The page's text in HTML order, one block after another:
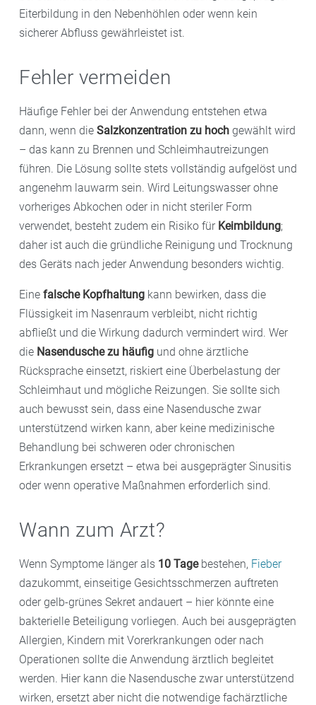
Eiterbildung in den Nebenhöhlen oder wenn kein
sicherer Abfluss gewährleistet ist.
Fehler vermeiden
Häufige Fehler bei der Anwendung entstehen etwa
dann, wenn die Salzkonzentration zu hoch gewählt wird
– das kann zu Brennen und Schleimhautreizungen
führen. Die Lösung sollte stets vollständig aufgelöst und
angenehm lauwarm sein. Wird Leitungswasser ohne
vorheriges Abkochen oder in nicht steriler Form
verwendet, besteht zudem ein Risiko für Keimbildung;
daher ist auch die gründliche Reinigung und Trocknung
des Geräts nach jeder Anwendung besonders wichtig.
Eine falsche Kopfhaltung kann bewirken, dass die
Flüssigkeit im Nasenraum verbleibt, nicht richtig
abfließt und die Wirkung dadurch vermindert wird. Wer
die Nasendusche zu häufig und ohne ärztliche
Rücksprache einsetzt, riskiert eine Überbelastung der
Schleimhaut und mögliche Reizungen. Sie sollte sich
auch bewusst sein, dass eine Nasendusche zwar
unterstützend wirken kann, aber keine medizinische
Behandlung bei schweren oder chronischen
Erkrankungen ersetzt – etwa bei ausgeprägter Sinusitis
oder wenn operative Maßnahmen erforderlich sind.
Wann zum Arzt?
Wenn Symptome länger als 10 Tagebestehen, Fieber
dazukommt, einseitige Gesichtsschmerzen auftreten
oder gelb-grünes Sekret andauert – hier könnte eine
bakterielle Beteiligung vorliegen. Auch bei ausgeprägten
Allergien, Kindern mit Vorerkrankungen oder nach
Operationen sollte die Anwendung ärztlich begleitet
werden. Hier kann die Nasendusche zwar unterstützend
wirken, ersetzt aber nicht die notwendige fachärztliche